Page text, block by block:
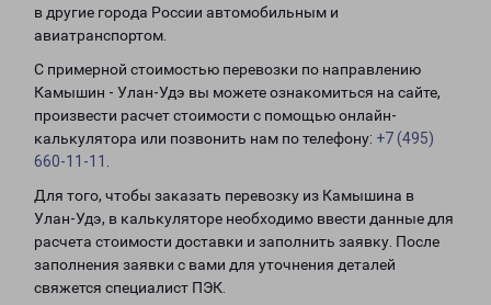
в другие города России автомобильным и
авиатранспортом.
С примерной стоимостью перевозки по направлению
Камышин - Улан-Удэ вы можете ознакомиться на сайте,
произвести расчет стоимости с помощью онлайн-
калькулятора или позвонить нам по телефону: +7 (495)
660-11-11
Для того, чтобы заказать перевозку из Камышина в
Улан-Удэ, в калькуляторе необходимо ввести данные для
расчета стоимости доставки и заполнить заявку. После
заполнения заявки с вами для уточнения деталей
свяжется специалист ПЭК.